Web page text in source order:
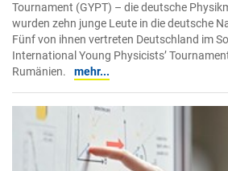
Tournament (GYPT) – die deutsche
wurden zehn junge Leute in die deutsche
Fünf von ihnen vertreten Deutschland im
International Young Physicists’
Rumänien.
mehr...